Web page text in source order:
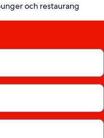
och restaurang